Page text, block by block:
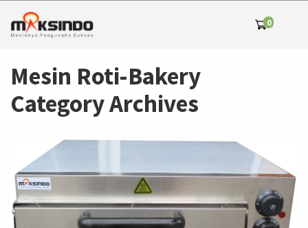
0
Mesin Roti-Bakery
Category Archives